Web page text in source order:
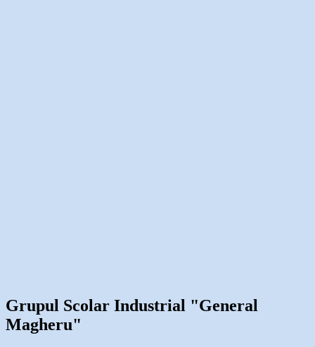
Grupul Scolar Industrial "General
Magheru"